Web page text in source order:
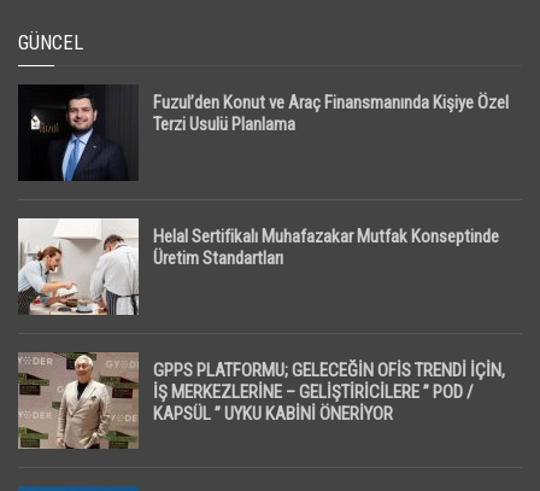
GÜNCEL
Fuzul’den Konut ve Araç Finansmanında Kişiye Özel
Terzi Usulü Planlama
Helal Sertifikalı Muhafazakar Mutfak Konseptinde
Üretim Standartları
GPPS PLATFORMU; GELECEĞİN OFİS TRENDİ İÇİN,
İŞ MERKEZLERİNE – GELİŞTİRİCİLERE ” POD /
KAPSÜL ” UYKU KABİNİ ÖNERİYOR